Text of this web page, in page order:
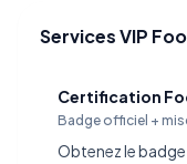
Services VIP
Certification
Badge officiel +
Obtenez le